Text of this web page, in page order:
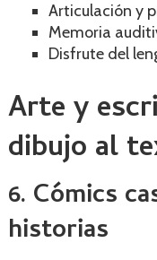
Articulación y
Memoria
Disfrute del
Arte y
dibujo al
6. Cómics
historias